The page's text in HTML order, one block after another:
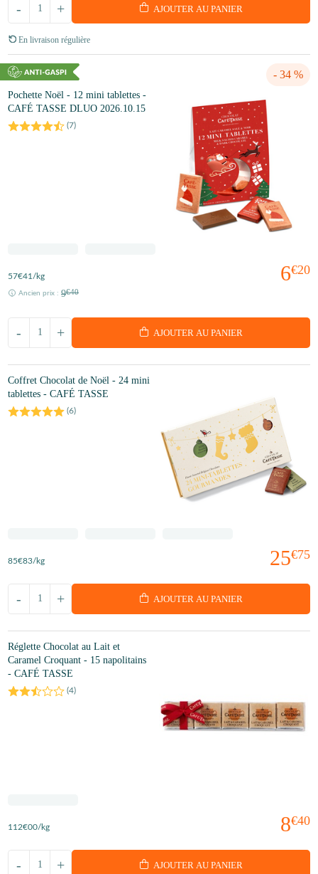
+
- AJOUTER AU PANIER
En livraison régulière
- 34 %
Pochette Noël - 12 mini tablettes -
CAFÉ TASSE DLUO 2026.10.15
(7)
6€20
57€41 /kg
Ancien prix : 9€40
+
- AJOUTER AU PANIER
Coffret Chocolat de Noël - 24 mini
tablettes - CAFÉ TASSE
(6)
25€75
85€83/kg
+
- AJOUTER AU PANIER
Réglette Chocolat au Lait et
Caramel Croquant - 15 napolitains
- CAFÉ TASSE
(4)
8€40
112€00/kg
+
- AJOUTER AU PANIER